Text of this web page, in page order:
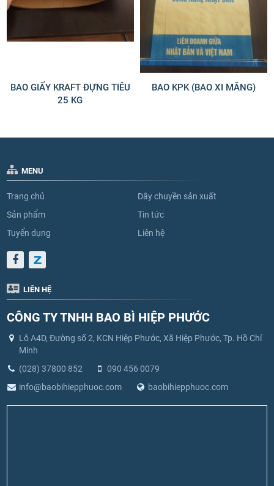
BAO GIẤY KRAFT ĐỰNG TIÊU
25 KG
BAO KPK (BAO XI MĂNG)
MENU
Trang chủ
Dây chuyền sản xuất
Sản phẩm
Tin tức
Tuyển dụng
Liên hệ
LIÊN HỆ
CÔNG TY TNHH BAO BÌ HIỆP PHƯỚC
Lô A4D, Đường số 2, KCN Hiệp Phước, Xã Hiệp Phước, Tp. Hồ Chí
Minh
(028) 37800 852
090 456 0079
info@baobihiepphuoc.com
baobihiepphuoc.com